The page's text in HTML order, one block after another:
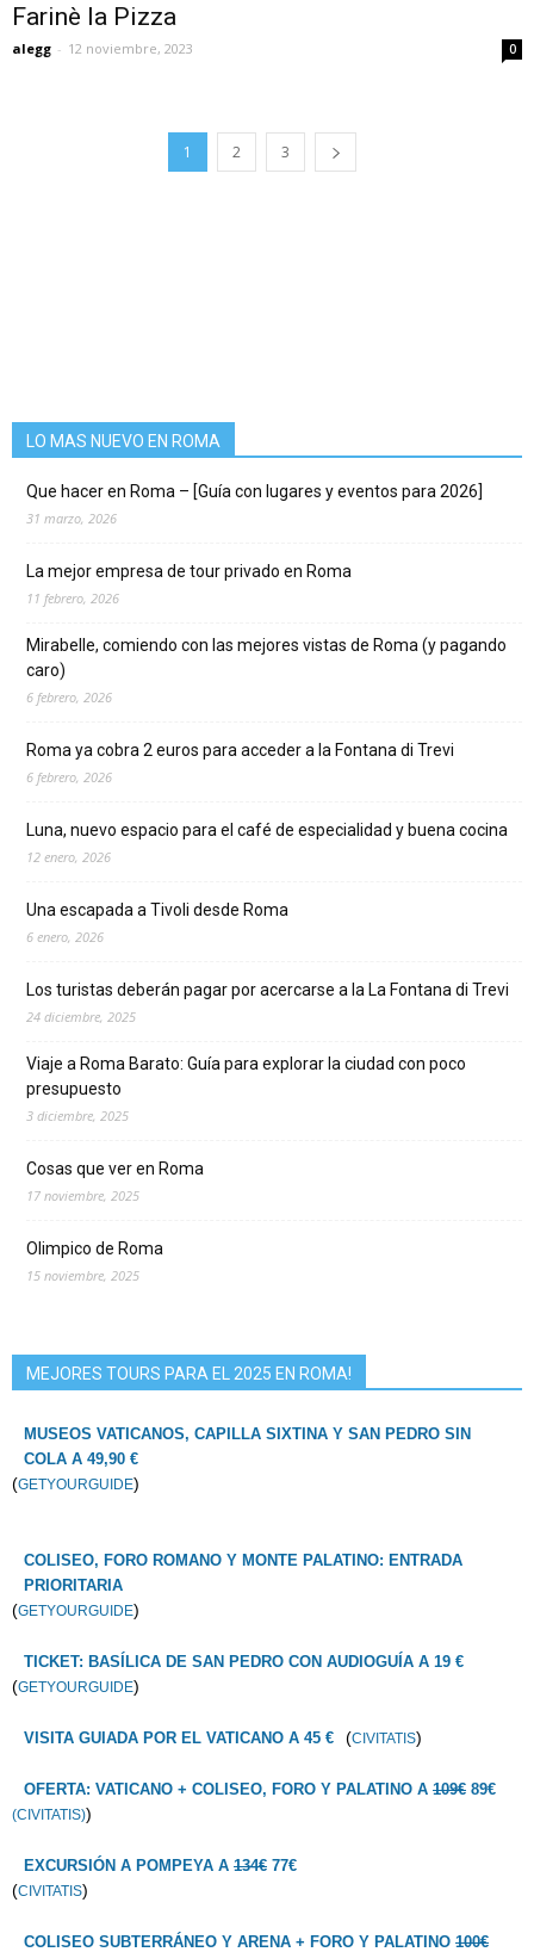
Farinè la Pizza
alegg - 12 noviembre, 2023 0
1 2 3
LO MAS NUEVO EN ROMA
Que hacer en Roma – [Guía con lugares y eventos para 2026]
31 marzo, 2026
La mejor empresa de tour privado en Roma
11 febrero, 2026
Mirabelle, comiendo con las mejores vistas de Roma (y pagando
caro)
6 febrero, 2026
Roma ya cobra 2 euros para acceder a la Fontana di Trevi
6 febrero, 2026
Luna, nuevo espacio para el café de especialidad y buena cocina
12 enero, 2026
Una escapada a Tivoli desde Roma
6 enero, 2026
Los turistas deberán pagar por acercarse a la La Fontana di Trevi
24 diciembre, 2025
Viaje a Roma Barato: Guía para explorar la ciudad con poco
presupuesto
3 diciembre, 2025
Cosas que ver en Roma
17 noviembre, 2025
Olimpico de Roma
15 noviembre, 2025
MEJORES TOURS PARA EL 2025 EN ROMA!
MUSEOS VATICANOS, CAPILLA SIXTINA Y SAN PEDRO SIN
COLA A 49,90 €
(GETYOURGUIDE)
COLISEO, FORO ROMANO Y MONTE PALATINO: ENTRADA
PRIORITARIA
(GETYOURGUIDE)
TICKET: BASÍLICA DE SAN PEDRO CON AUDIOGUÍA A 19 €
(GETYOURGUIDE)
VISITA GUIADA POR EL VATICANO A 45 € (CIVITATIS)
OFERTA: VATICANO + COLISEO, FORO Y PALATINO A 109€ 89€
(CIVITATIS))
EXCURSIÓN A POMPEYA A 134€ 77€
(CIVITATIS)
COLISEO SUBTERRÁNEO Y ARENA + FORO Y PALATINO 100€